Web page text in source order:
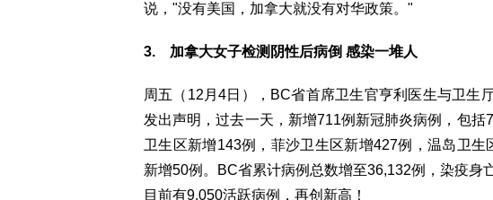
说，"没有美国，加拿大就没有对华政策。"
3. 加拿大女子检测阴性后病倒 感染一堆人
周五（12月4日），BC省首席卫生官亨利医生与卫生
发出声明，过去一天，新增711例新冠肺炎病例，包
卫生区新增143例，菲沙卫生区新增427例，温岛卫
新增50例。BC省累计病例总数增至36,132例，染疫身
目前有9,050活跃病例，再创新高！